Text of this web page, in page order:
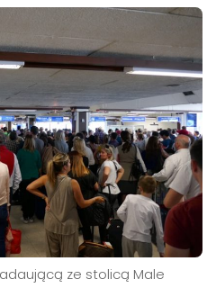
ze stolicą Male